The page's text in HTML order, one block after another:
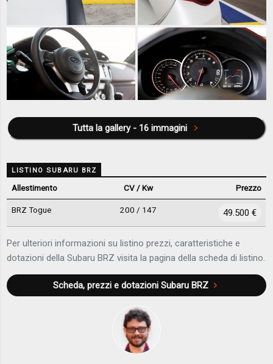
Tutta la gallery - 16 immagini
LISTINO SUBARU BRZ
Allestimento CV / Kw Prezzo
BRZ Togue 200 / 147 49.500 €
Per ulteriori informazioni su listino prezzi, caratteristiche e
dotazioni della Subaru BRZ visita la pagina della scheda di listino.
Scheda, prezzi e dotazioniSubaru BRZ